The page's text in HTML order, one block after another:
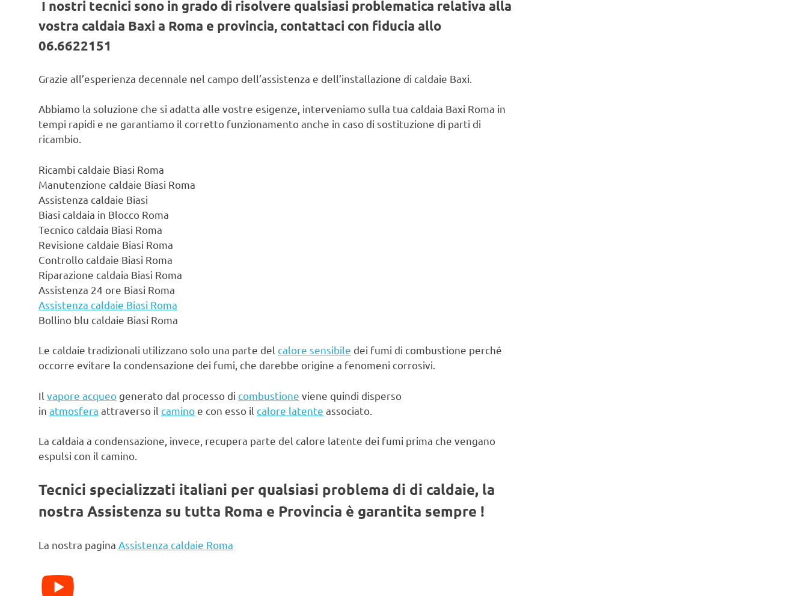
I nostri tecnici sono in grado di risolvere qualsiasi problematica relativa alla
vostra caldaia Baxi a Roma e provincia, contattaci con fiducia allo
06.6622151
Grazie all’esperienza decennale nel campo dell’assistenza e dell’installazione di caldaie Baxi.
Abbiamo la soluzione che si adatta alle vostre esigenze, interveniamo sulla tua caldaia Baxi Roma in
tempi rapidi e ne garantiamo il corretto funzionamento anche in caso di sostituzione di parti di
ricambio.
Ricambi caldaie Biasi Roma
Manutenzione caldaie Biasi Roma
Assistenza caldaie Biasi
Biasi caldaia in Blocco Roma
Tecnico caldaia Biasi Roma
Revisione caldaie Biasi Roma
Controllo caldaie Biasi Roma
Riparazione caldaia Biasi Roma
Assistenza 24 ore Biasi Roma
Assistenza caldaie Biasi Roma
Bollino blu caldaie Biasi Roma
Le caldaie tradizionali utilizzano solo una parte del calore sensibile dei fumi di combustione perché
occorre evitare la condensazione dei fumi, che darebbe origine a fenomeni corrosivi.
Il vapore acqueo generato dal processo di combustione viene quindi disperso
in atmosfera attraverso il camino e con esso il calore latente associato.
La caldaia a condensazione, invece, recupera parte del calore latente dei fumi prima che vengano
espulsi con il camino.
Tecnici specializzati italiani per qualsiasi problema di di caldaie, la
nostra Assistenza su tutta Roma e Provincia è garantita sempre !
La nostra pagina Assistenza caldaie Roma